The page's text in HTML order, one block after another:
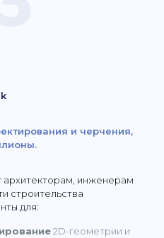
и черчения,
архитекторам, инженерам
строительства
для:
2D-геометрии и